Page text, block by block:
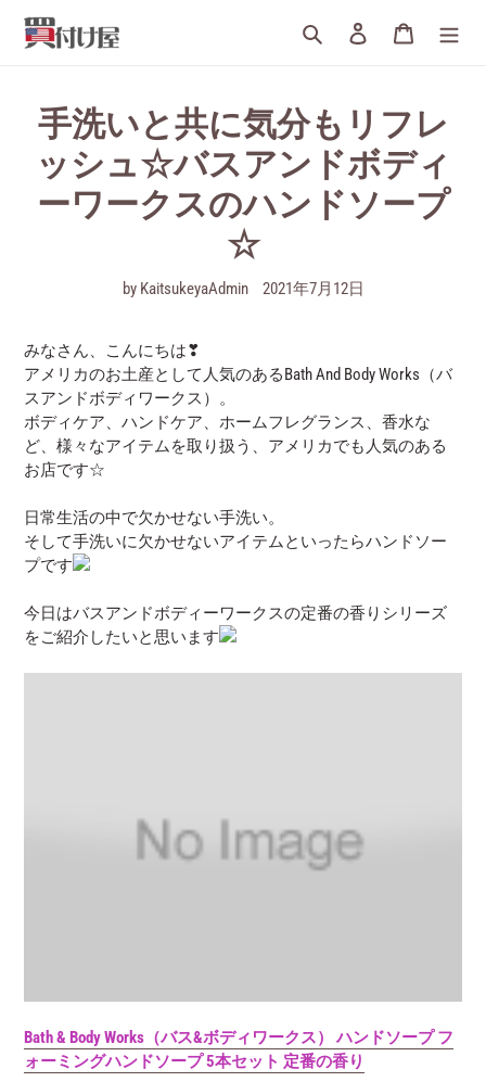
検索 ログインカート
手洗いと共に気分もリフレ
ッシュ☆バスアンドボディ
ーワークスのハンドソープ
☆
by KaitsukeyaAdmin 2021年7月12日
みなさん、こんにちは❣
アメリカのお土産として人気のあるBath And Body Works（バ
スアンドボディワークス）。
ボディケア、ハンドケア、ホームフレグランス、香水な
ど、様々なアイテムを取り扱う、アメリカでも人気のある
お店です☆
日常生活の中で欠かせない手洗い。
そして手洗いに欠かせないアイテムといったらハンドソー
プです
今日はバスアンドボディーワークスの定番の香りシリーズ
をご紹介したいと思います
Bath & Body Works（バス&ボディワークス） ハンドソープ フ
ォーミングハンドソープ 5本セット 定番の香り